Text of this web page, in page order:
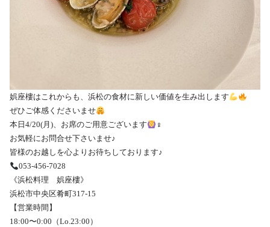
娯座樓はこれからも、浜松の食材に新しい価値を生み出します
ぜひご体感くださいませ
本日4/20(月)、お席のご用意ございます
‍♀️
お気軽にお問合せ下さいませ♪
皆様のお越しを心よりお待ちしております♪
053-456-7028
《浜松料理 娯座樓》
浜松市中央区肴町317-15
【営業時間】
18:00〜0:00（Lo.23:00）